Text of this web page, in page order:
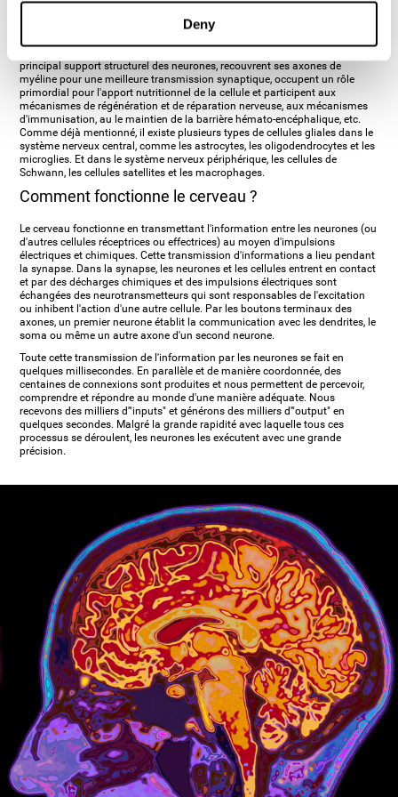
Deny
LES CELLULES GLIALES :
abondant du SNC (Système nerveux central). Elles ont la capacité de se
principal support structurel des neurones, recouvrent ses axones de
myéline pour une meilleure transmission synaptique, occupent un rôle
primordial pour l'apport nutritionnel de la cellule et participent aux
mécanismes de régénération et de réparation nerveuse, aux mécanismes
d'immunisation, au le maintien de la barrière hémato-encéphalique, etc.
Comme déjà mentionné, il existe plusieurs types de cellules gliales dans le
système nerveux central, comme les astrocytes, les oligodendrocytes et les
microglies. Et dans le système nerveux périphérique, les cellules de
Schwann, les cellules satellites et les macrophages.
Comment fonctionne le cerveau ?
Le cerveau fonctionne en transmettant l'information entre les neurones (ou
d'autres cellules réceptrices ou effectrices) au moyen d'impulsions
électriques et chimiques. Cette transmission d'informations a lieu pendant
la synapse. Dans la synapse, les neurones et les cellules entrent en contact
et par des décharges chimiques et des impulsions électriques sont
échangées des neurotransmetteurs qui sont responsables de l'excitation
ou inhibent l'action d'une autre cellule. Par les boutons terminaux des
axones, un premier neurone établit la communication avec les dendrites, le
soma ou même un autre axone d'un second neurone.
Toute cette transmission de l'information par les neurones se fait en
quelques millisecondes. En parallèle et de manière coordonnée, des
centaines de connexions sont produites et nous permettent de percevoir,
comprendre et répondre au monde d'une manière adéquate. Nous
recevons des milliers d'"inputs" et générons des milliers d'"output" en
quelques secondes. Malgré la grande rapidité avec laquelle tous ces
processus se déroulent, les neurones les exécutent avec une grande
précision.